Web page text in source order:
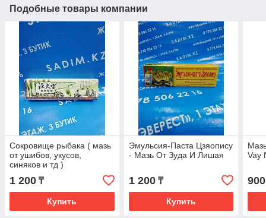
Подобные товары компании
Сокровище рыбака ( мазь
от ушибов, укусов,
синяков и тд )
1 200 ₸
Купить
Эмульсия-Паста Цзяопису
- Мазь От Зуда И Лишая
1 200₸
Купить
Vay
900